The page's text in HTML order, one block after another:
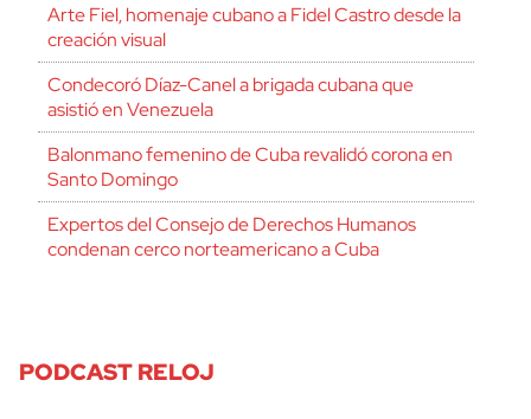
Arte Fiel, homenaje cubano a Fidel Castro desde la
creación visual
Condecoró Díaz-Canel a brigada cubana que
asistió en Venezuela
Balonmano femenino de Cuba revalidó corona en
Santo Domingo
Expertos del Consejo de Derechos Humanos
condenan cerco norteamericano a Cuba
PODCAST RELOJ